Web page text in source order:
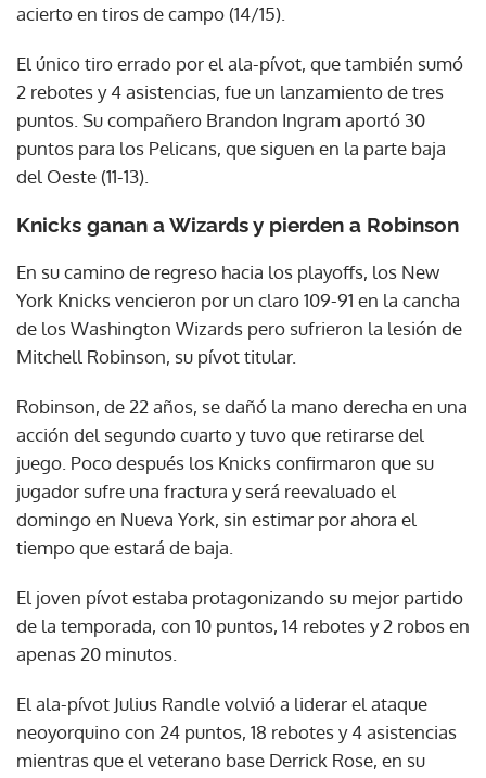
acierto en tiros de campo (14/15).
El único tiro errado por el ala-pívot, que también sumó
2 rebotes y 4 asistencias, fue un lanzamiento de tres
puntos. Su compañero Brandon Ingram aportó 30
puntos para los Pelicans, que siguen en la parte baja
del Oeste (11-13).
Knicks ganan a Wizards y pierden a Robinson
En su camino de regreso hacia los playoffs, los New
York Knicks vencieron por un claro 109-91 en la cancha
de los Washington Wizards pero sufrieron la lesión de
Mitchell Robinson, su pívot titular.
Robinson, de 22 años, se dañó la mano derecha en una
acción del segundo cuarto y tuvo que retirarse del
juego. Poco después los Knicks confirmaron que su
jugador sufre una fractura y será reevaluado el
domingo en Nueva York, sin estimar por ahora el
tiempo que estará de baja.
El joven pívot estaba protagonizando su mejor partido
de la temporada, con 10 puntos, 14 rebotes y 2 robos en
apenas 20 minutos.
El ala-pívot Julius Randle volvió a liderar el ataque
neoyorquino con 24 puntos, 18 rebotes y 4 asistencias
mientras que el veterano base Derrick Rose, en su